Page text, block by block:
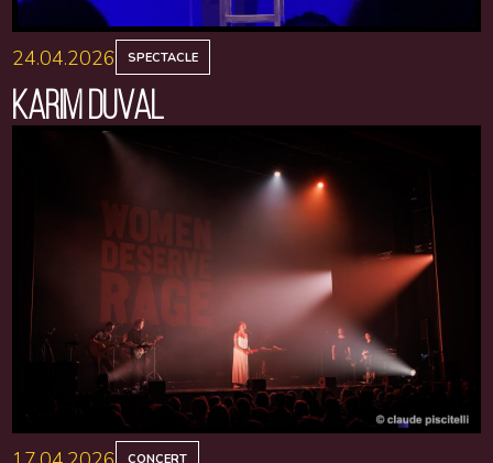
24.04.2026 SPECTACLE
KARIM DUVAL
CONCERT